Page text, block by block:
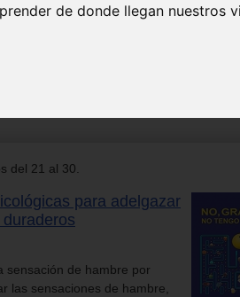
de donde llegan nuestros
del 21 al 30.
para adelgazar
sensación de hambre por
las sensaciones de hambre,